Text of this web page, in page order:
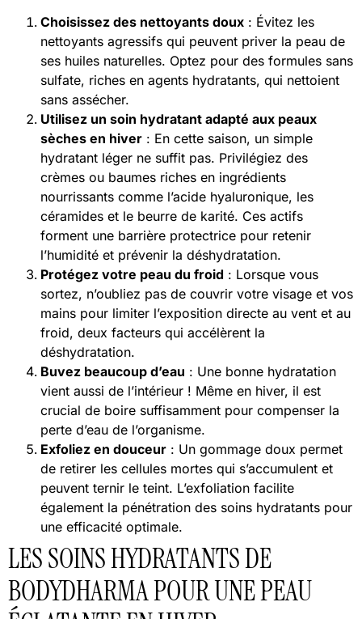
Choisissez des nettoyants doux : Évitez les
nettoyants agressifs qui peuvent priver la peau de
ses huiles naturelles. Optez pour des formules sans
sulfate, riches en agents hydratants, qui nettoient
sans assécher.
Utilisez un soin hydratant adapté aux peaux
sèches en hiver : En cette saison, un simple
hydratant léger ne suffit pas. Privilégiez des
crèmes ou baumes riches en ingrédients
nourrissants comme l’acide hyaluronique, les
céramides et le beurre de karité. Ces actifs
forment une barrière protectrice pour retenir
l’humidité et prévenir la déshydratation.
Protégez votre peau du froid : Lorsque vous
sortez, n’oubliez pas de couvrir votre visage et vos
mains pour limiter l’exposition directe au vent et au
froid, deux facteurs qui accélèrent la
déshydratation.
Buvez beaucoup d’eau : Une bonne hydratation
vient aussi de l’intérieur ! Même en hiver, il est
crucial de boire suffisamment pour compenser la
perte d’eau de l’organisme.
Exfoliez en douceur : Un gommage doux permet
de retirer les cellules mortes qui s’accumulent et
peuvent ternir le teint. L’exfoliation facilite
également la pénétration des soins hydratants pour
une efficacité optimale.
LES SOINS HYDRATANTS DE
BODYDHARMA POUR UNE PEAU